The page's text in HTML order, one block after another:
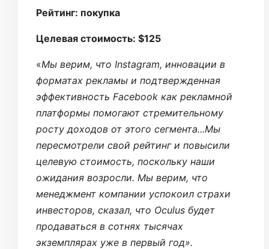
Рейтинг: покупка
Целевая стоимость: $125
«Мы верим, что Instagram, инновации в
форматах рекламы и подтвержденная
эффективность Facebook как рекламной
платформы помогают стремительному
росту доходов от этого сегмента...Мы
пересмотрели свой рейтинг и повысили
целевую стоимость, поскольку наши
ожидания возросли. Мы верим, что
менеджмент компании успокоил страхи
инвесторов, сказал, что Oculus будет
продаваться в сотнях тысячах
экземплярах уже в первый год».